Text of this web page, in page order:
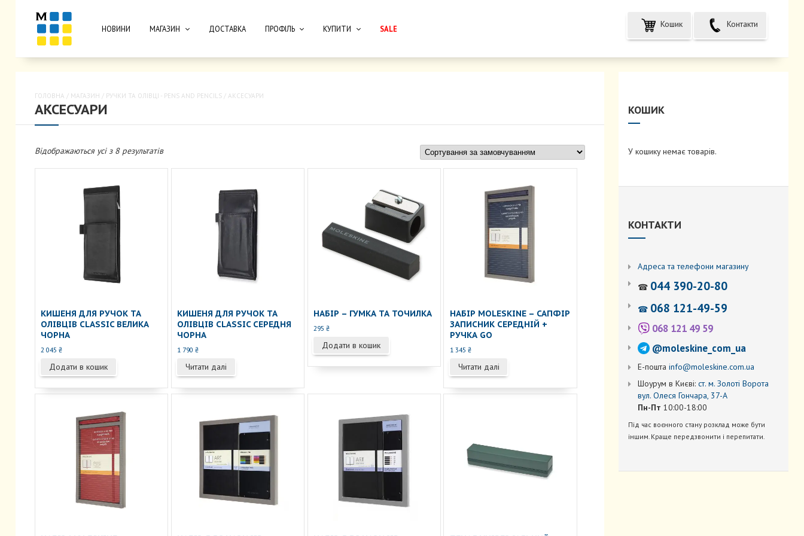
НОВИНИ МАГАЗИН ДОСТАВКА ПРОФІЛЬ КУПИТИ SALE Кошик Контакти
ГОЛОВНА / МАГАЗИН / РУЧКИ ТА ОЛІВЦІ - PENS AND PENCILS / АКСЕСУАРИ
АКСЕСУАРИ
Відображаються усі з 8 результатів
КИШЕНЯ ДЛЯ РУЧОК ТА
ОЛІВЦІВ CLASSIC ВЕЛИКА
ЧОРНА
2 045₴
Додати в кошик
КИШЕНЯ ДЛЯ РУЧОК ТА
ОЛІВЦІВ CLASSIC СЕРЕДНЯ
ЧОРНА
1 790₴
Читати далі
НАБІР – ГУМКА ТА ТОЧИЛКА
295 ₴
Додати в кошик
НАБІР MOLESKINE – САПФІР
ЗАПИСНИК СЕРЕДНІЙ +
РУЧКА GO
1 345 ₴
Читати далі
КОШИК
У кошику немає товарів.
КОНТАКТИ
Адреса та телефони магазину
☎ 044 390-20-80
☎ 068 121-49-59
068 121 49 59
@moleskine_com_ua
Е-пошта info@moleskine.com.ua
Шоурум в Києві: ст. м. Золоті Ворота
вул. Олеся Гончара, 37-А
Пн-Пт 10:00-18:00
Під час воєнного стану розклад може бути
іншим. Краще передзвонити і перепитати.